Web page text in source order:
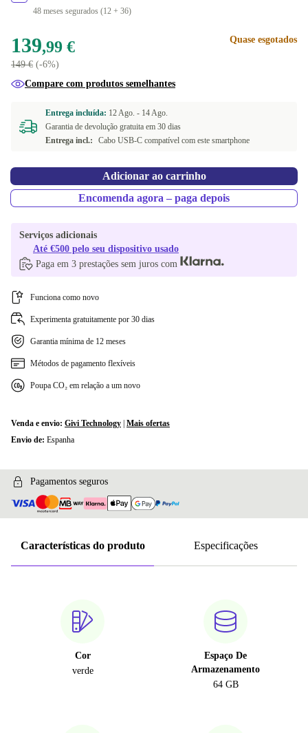
48 meses segurados (12 + 36)
139,99 €
149 € (-6%)
Quase esgotados
Compare com produtos semelhantes
Entrega incluída: 12 Ago. - 14 Ago.
Garantia de devolução gratuita em 30 dias
Entrega incl.:
Cabo USB-C compatível com este smartphone
Adicionar ao carrinho
Encomenda agora – paga depois
Serviços adicionais
Até €500 pelo seu dispositivo usado
Paga em 3 prestações sem juros com
Funciona como novo
Experimenta gratuitamente por 30 dias
Garantia mínima de 12 meses
Métodos de pagamento flexíveis
Poupa CO₂ em relação a um novo
Venda e envio: Givi Technology Mais ofertas
Envio de: Espanha
Pagamentos seguros
Características do produto Especificações
Cor
verde
Espaço De
Armazenamento
64 GB